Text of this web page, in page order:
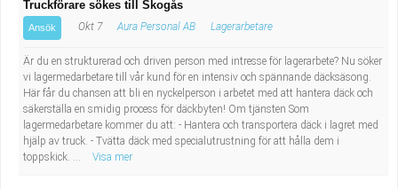
Truckförare sökes till Skogås
Ansök Okt 7 Aura Personal AB Lagerarbetare
Är du en strukturerad och driven person med intresse för lagerarbete? Nu söker
vi lagermedarbetare till vår kund för en intensiv och spännande däcksäsong.
Här får du chansen att bli en nyckelperson i arbetet med att hantera däck och
säkerställa en smidig process för däckbyten! Om tjänsten Som
lagermedarbetare kommer du att: - Hantera och transportera däck i lagret med
hjälp av truck. - Tvätta däck med specialutrustning för att hålla dem i
toppskick. ...
Visa mer